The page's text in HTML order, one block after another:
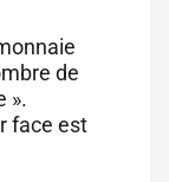
de
».
face est